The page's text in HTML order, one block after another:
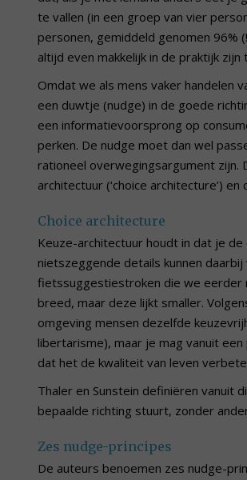
te vallen (in een groep van vier
personen, gemiddeld genomen
altijd even makkelijk in de praktijk zijn
Omdat we als mens vaker handelen
een duwtje (nudge) in de goede
een informatievoorsprong op
perken. De nudge moet dan wel
rationeel overwegingsargument zijn.
architectuur (‘choice architecture’)
Choice architecture
Keuze-architectuur houdt in dat je
nietszeggende details kunnen
fietssuggestiestroken die we eerder
breed, maar deze lijkt smaller.
omgeving mensen dezelfde
libertarisme), maar je mag vanuit
dat het de kwaliteit van leven
Thaler en Sunstein definiëren vanuit
bepaalde richting stuurt, zonder
Zes nudge-principes
De auteurs benoemen zes nudge-